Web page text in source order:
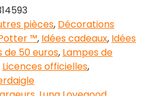
pièces, Décorations
™, Idées cadeaux, Idées
de 50 euros, Lampes de
Licences officielles,